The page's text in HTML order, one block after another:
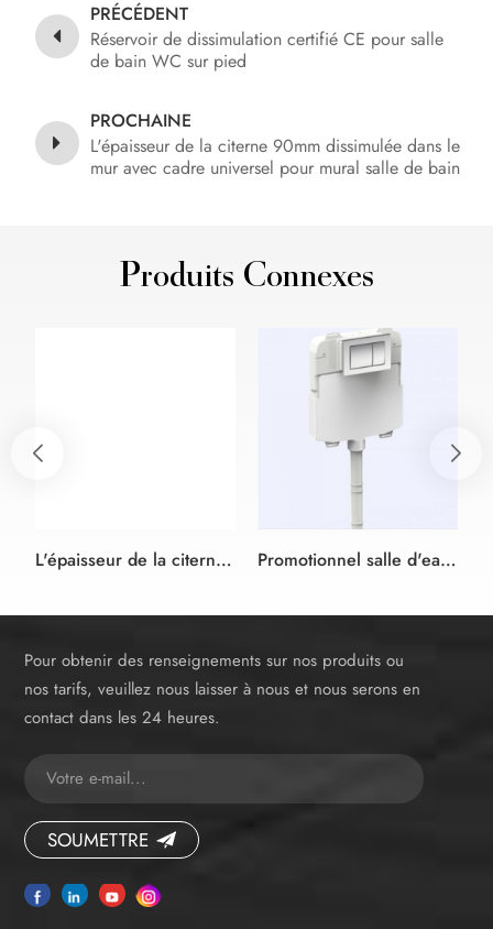
PRÉCÉDENT
Réservoir de dissimulation certifié CE pour salle
de bain WC sur pied
PROCHAINE
L'épaisseur de la citerne 90mm dissimulée dans le
mur avec cadre universel pour mural salle de bain
Produits Connexes
L'épaisseur de la citerne 90mm dissimulée dans le mur avec cadre universel pour mural salle de bain avec WC double chasse Promotionnel salle d'eau raccord de réservoir en plastique de toilette caché Citerne
Pour obtenir des renseignements sur nos produits ou
nos tarifs, veuillez nous laisser à nous et nous serons en
contact dans les 24 heures.
SOUMETTRE